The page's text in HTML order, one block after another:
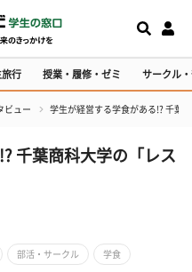
旅行 授業・履修・ゼミ サークル
ビュー 学生が経営する学食がある!? 千葉
千葉商科大学の「レス
部活・サークル 学食